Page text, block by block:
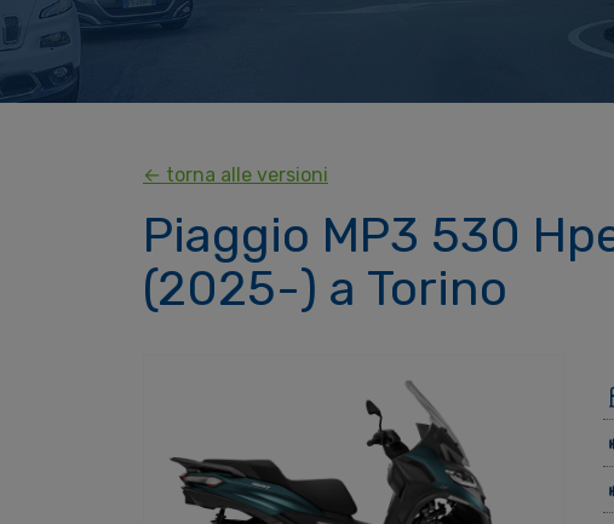
← torna alle versioni
Piaggio MP3 530
(2025-) a Torino